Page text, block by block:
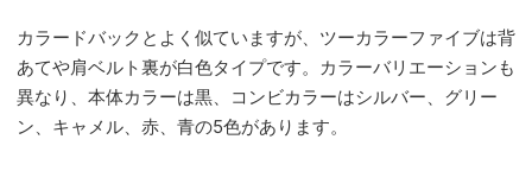
カラードバックとよく似ていますが、ツーカラーファイブは背
あてや肩ベルト裏が白色タイプです。カラーバリエーションも
異なり、本体カラーは黒、コンビカラーはシルバー、グリー
ン、キャメル、赤、青の5色があります。